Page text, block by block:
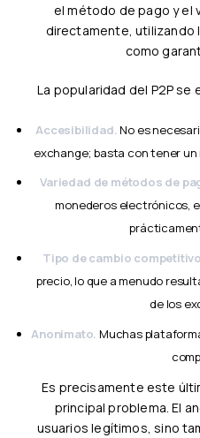
el método de pago y el
directamente, utilizando
como
La popularidad del P2P
Accesibilidad. No es
exchange; basta con tener un
Variedad de métodos de
monederos electrónicos,
Tipo de cambio
precio, lo que a menudo
de los
Anonimato. Muchas
Es precisamente este último punto el que genera el
principal problema. El
usuarios legítimos, sino